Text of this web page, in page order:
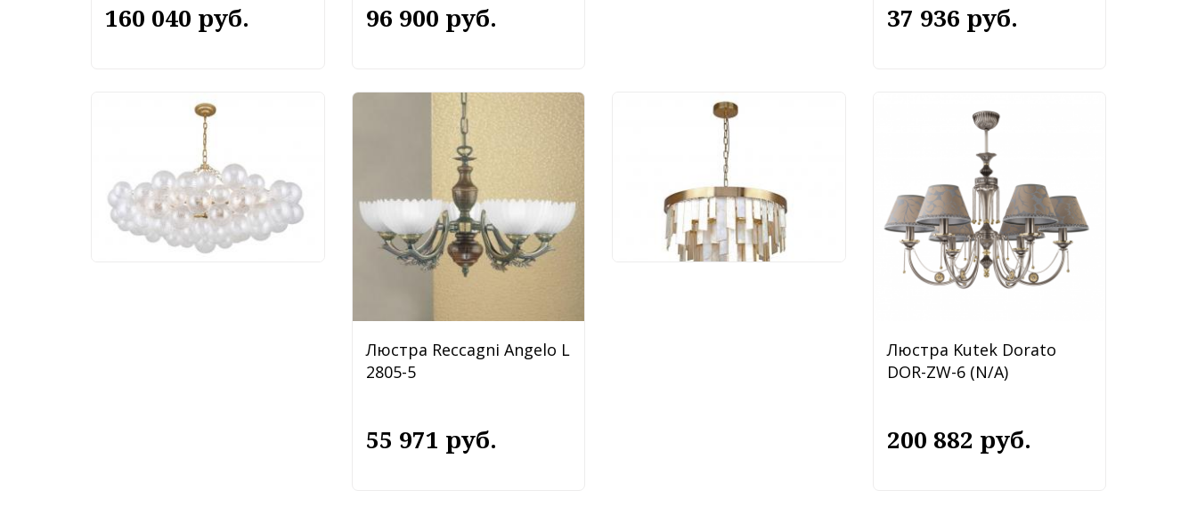
160 040 руб. 96 900 руб. 37 936 руб.
Люстра Favourite
Multibulla 4202-10P
113 760 руб.
Люстра Reccagni Angelo L
2805-5
55 971 руб.
Люстра Favourite Shally
88 920 руб.
Люстра Kutek Dorato
DOR-ZW-6 (N/A)
200 882 руб.